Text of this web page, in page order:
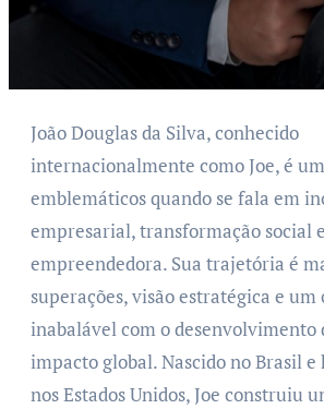
João Douglas da Silva, conhecido
internacionalmente como Joe, é
emblemáticos quando se fala em
empresarial, transformação social
empreendedora. Sua trajetória é
superações, visão estratégica e
inabalável com o desenvolvimento
impacto global. Nascido no Brasil e
nos Estados Unidos, Joe construiu